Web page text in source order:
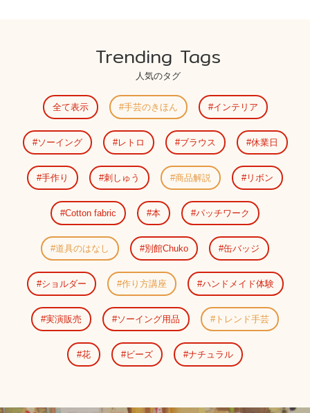
Trending Tags
人気のタグ
全て表示 手芸のきほん インテリア
ソーイング レトロ ブラウス 休業日
手作り 刺しゅう 商品解説 リボン
Cotton fabric 本 パッチワーク
道具のはなし 別館Chuko 缶バッジ
ショルダー 作り方講座 ハンドメイド体験
実演販売 ソーイング用品 トレンド手芸
花 ビーズ ナチュラル